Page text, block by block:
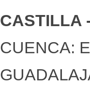
CASTILLA
CUENCA: